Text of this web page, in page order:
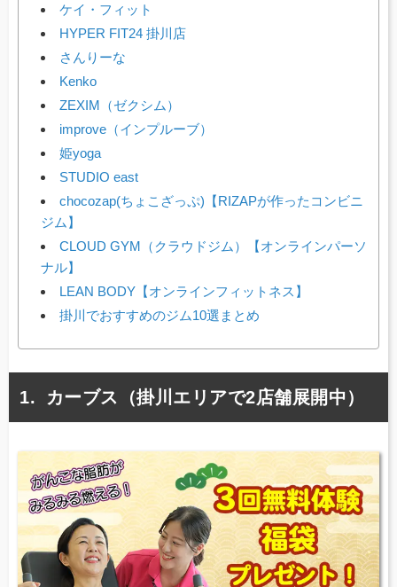
ケイ・フィット
HYPER FIT24 掛川店
さんりーな
Kenko
ZEXIM（ゼクシム）
improve（インプルーブ）
姫yoga
STUDIO east
chocozap(ちょこざっぷ)【RIZAPが作ったコンビニ
ジム】
CLOUD GYM（クラウドジム）【オンラインパーソ
ナル】
LEAN BODY【オンラインフィットネス】
掛川でおすすめのジム10選まとめ
カーブス（掛川エリアで2店舗展開中）